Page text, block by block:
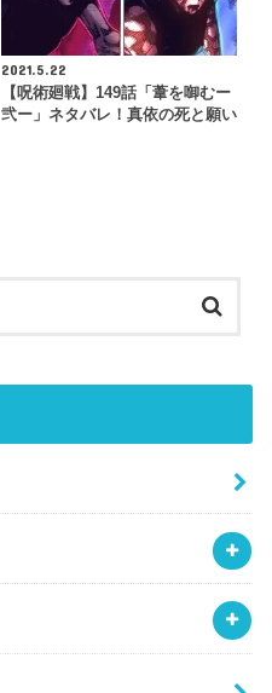
2021.5.22
【呪術廻戦】149話「葦を啣むー
弐ー」ネタバレ！真依の死と願い